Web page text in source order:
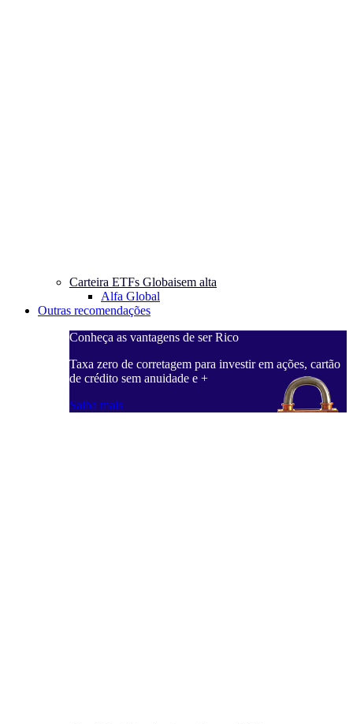
Carteira ETFs Globaisem alta
Alfa Global
Outras recomendações
Conheça as vantagens de ser Rico
Taxa zero de corretagem para investir em ações, cartão
de crédito sem anuidade e +
Saiba mais